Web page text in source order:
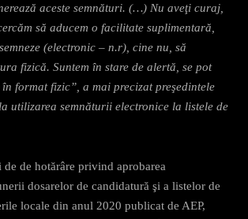
aceste semnături. (…) Nu aveţi curaj,
să aducem o facilitate suplimentară,
(electronic – n.r), cine nu, să
fizică. Suntem în stare de alertă, se pot
format fizic”, a mai precizat preşedintele
utilizarea semnăturii electronice la listele de
de hotărâre privind aprobarea
dosarelor de candidatură şi a listelor de
locale din anul 2020 publicat de AEP,